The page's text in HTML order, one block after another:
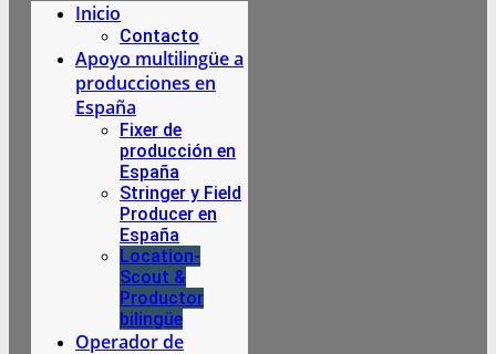
Inicio
Contacto
Apoyo multilingüe a
producciones en
España
Fixer de
producción en
España
Stringer y Field
Producer en
España
Location-
Scout &
Productor
bilingüe
Operador de